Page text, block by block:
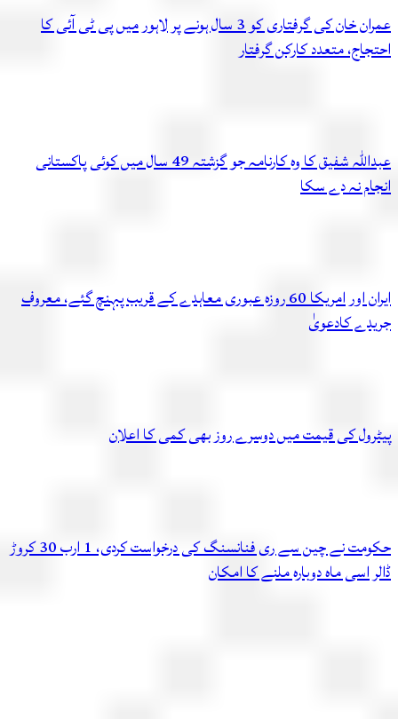
عمران خان کی گرفتاری کو 3 سال ہونے پر لاہور میں پی ٹی آئی کا
متعدد کارکن گرفتار
عبداللہ شفیق کا وہ کارنامہ جو گزشتہ 49 سال میں کوئی پاکستانی
نہ دے سکا
ایران اور امریکا 60 روزہ عبوری معاہدے کے قریب پہنچ گئے، معروف
کادعویٰ
کی قیمت میں دوسرے روز بھی کمی کا اعلان
حکومت نے چین سے ری فنانسنگ کی درخواست کردی، 1 ارب 30 کروڑ
اسی ماہ دوبارہ ملنے کا امکان